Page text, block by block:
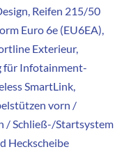
Reifen 215/50
Euro 6e (EU6EA),
Exterieur,
für Infotainment-
SmartLink,
vorn /
/ Schließ-/Startsystem
Heckscheibe